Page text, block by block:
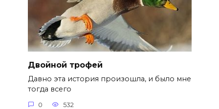
Двойной трофей
Давно эта история произошла, и было мне
тогда всего
0 532